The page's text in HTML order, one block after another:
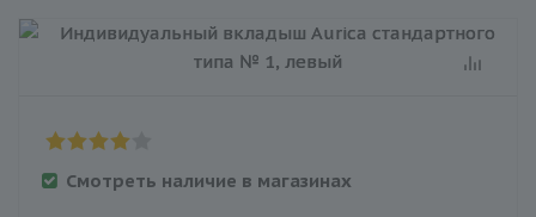
Смотреть наличие в магазинах